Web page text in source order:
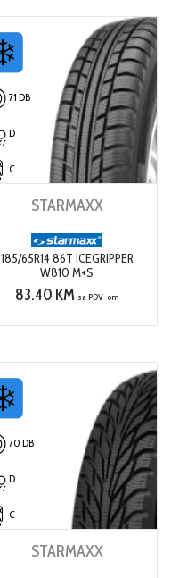
71 DB
D
C
STARMAXX
185/65R14 86T ICEGRIPPER
W810 M+S
83.40 KM sa PDV-om
70 DB
D
C
STARMAXX